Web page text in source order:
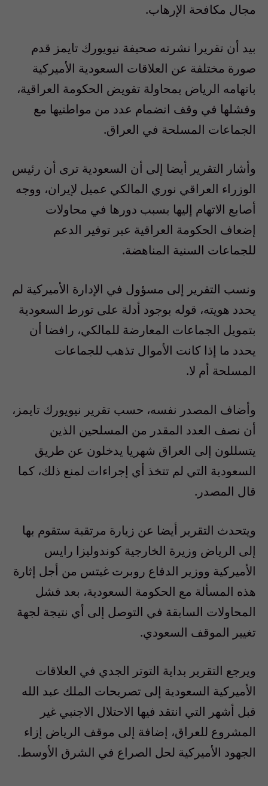
مجال مكافحة الإرهاب.
بيد أن تقريرا نشرته صحيفة نيويورك تايمز قدم
صورة مختلفة عن العلاقات السعودية الأميركية
باتهامه الرياض بمحاولة تقويض الحكومة العراقية،
وفشلها في وقف انضمام عدد من مواطنيها مع
الجماعات المسلحة في العراق.
وأشار التقرير أيضا إلى أن السعودية ترى أن رئيس
الوزراء العراقي نوري المالكي عميل لإيران، ووجه
أصابع الاتهام إليها بسبب دورها في محاولات
إضعاف الحكومة العراقية عبر توفير الدعم
للجماعات السنية المناهضة.
ونسب التقرير إلى مسؤول في الإدارة الأميركية لم
يحدد هويته، قوله بوجود أدلة على تورط السعودية
بتمويل الجماعات المعارضة للمالكي، رافضا أن
يحدد ما إذا كانت الأموال تذهب للجماعات
المسلحة أم لا.
وأضاف المصدر نفسه، حسب تقرير نيويورك تايمز،
أن نصف العدد المقدر من المسلحين الذين
يتسللون إلى العراق شهريا يدخلون عن طريق
السعودية التي لم تتخذ أي إجراءات لمنع ذلك، كما
قال المصدر.
ويتحدث التقرير أيضا عن زيارة مرتقبة ستقوم بها
إلى الرياض وزيرة الخارجية كوندوليزا رايس
الأميركية ووزير الدفاع روبرت غيتس من أجل إثارة
هذه المسألة مع الحكومة السعودية، بعد فشل
المحاولات السابقة في التوصل إلى أي نتيجة لجهة
تغيير الموقف السعودي.
ويرجع التقرير بداية التوتر الجدي في العلاقات
الأميركية السعودية إلى تصريحات الملك عبد الله
قبل أشهر التي انتقد فيها الاحتلال الاجنبي غير
المشروع للعراق، إضافة إلى موقف الرياض إزاء
الجهود الأميركية لحل الصراع في الشرق الأوسط.